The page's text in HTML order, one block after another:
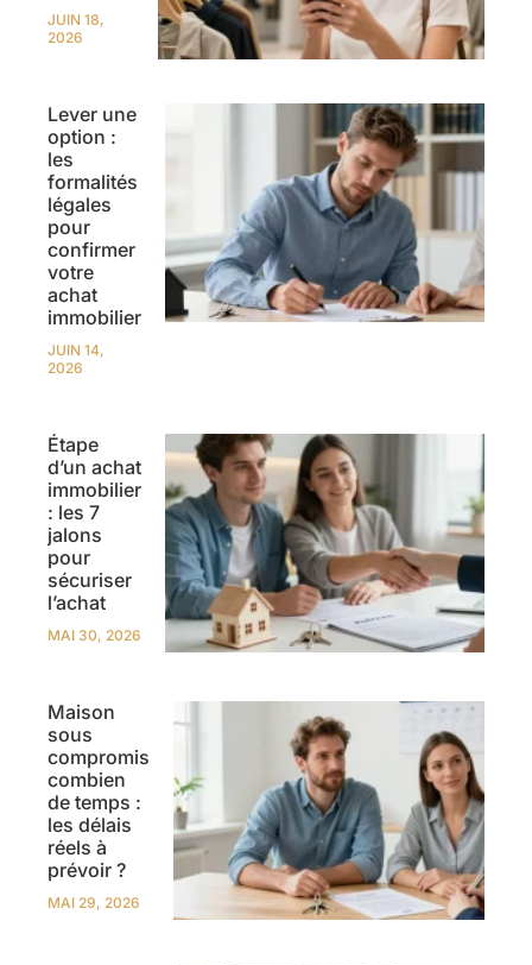
JUIN 18,
2026
Lever une
option :
les
formalités
légales
pour
confirmer
votre
achat
immobilier
JUIN 14,
2026
Étape
d’un achat
immobilier
: les 7
jalons
pour
sécuriser
l’achat
MAI 30, 2026
Maison
sous
compromis
combien
de temps :
les délais
réels à
prévoir ?
MAI 29, 2026